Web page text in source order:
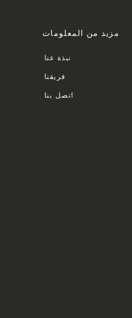
مزيد من المعلومات
نبذة عنا
فريقنا
اتصل بنا